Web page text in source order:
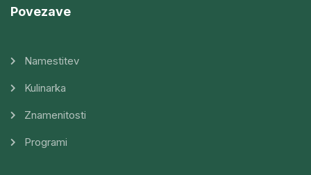
Povezave
Namestitev
Kulinarka
Znamenitosti
Programi